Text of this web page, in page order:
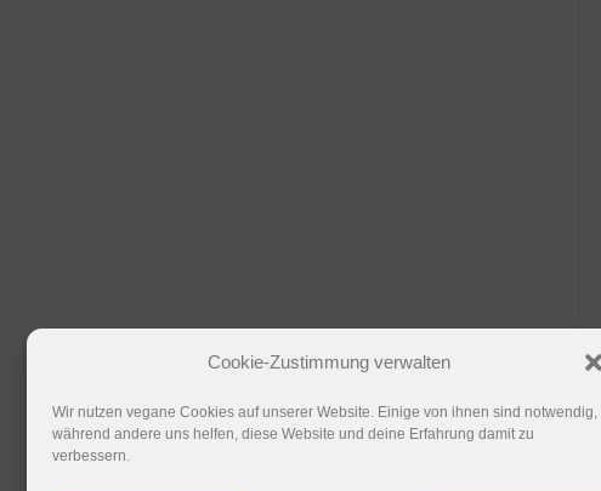
Cookie-Zustimmung verwalten
Wir nutzen vegane Cookies auf unserer Website. Einige von ihnen sind notwendig,
während andere uns helfen, diese Website und deine Erfahrung damit zu
verbessern.